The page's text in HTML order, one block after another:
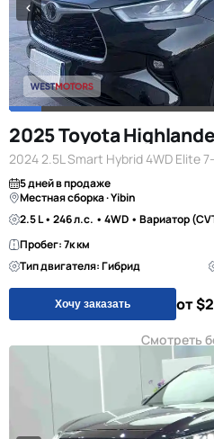
2025 Toyota
2024 2.5L Smart Hybrid 4WD Elite
5 дней в продаже
Местная сборка · Yibin
2.5 L • 246 л.с. • 4WD • Вариатор
Пробег: 7к км
Тип двигателя: Гибрид
Хочу заказать от
Смотреть